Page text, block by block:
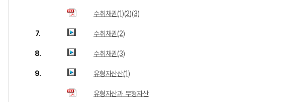
수취채권(1)(2)(3)
7. 수취채권(2)
8. 수취채권(3)
9. 유형자산산(1)
유형자산과 무형자산